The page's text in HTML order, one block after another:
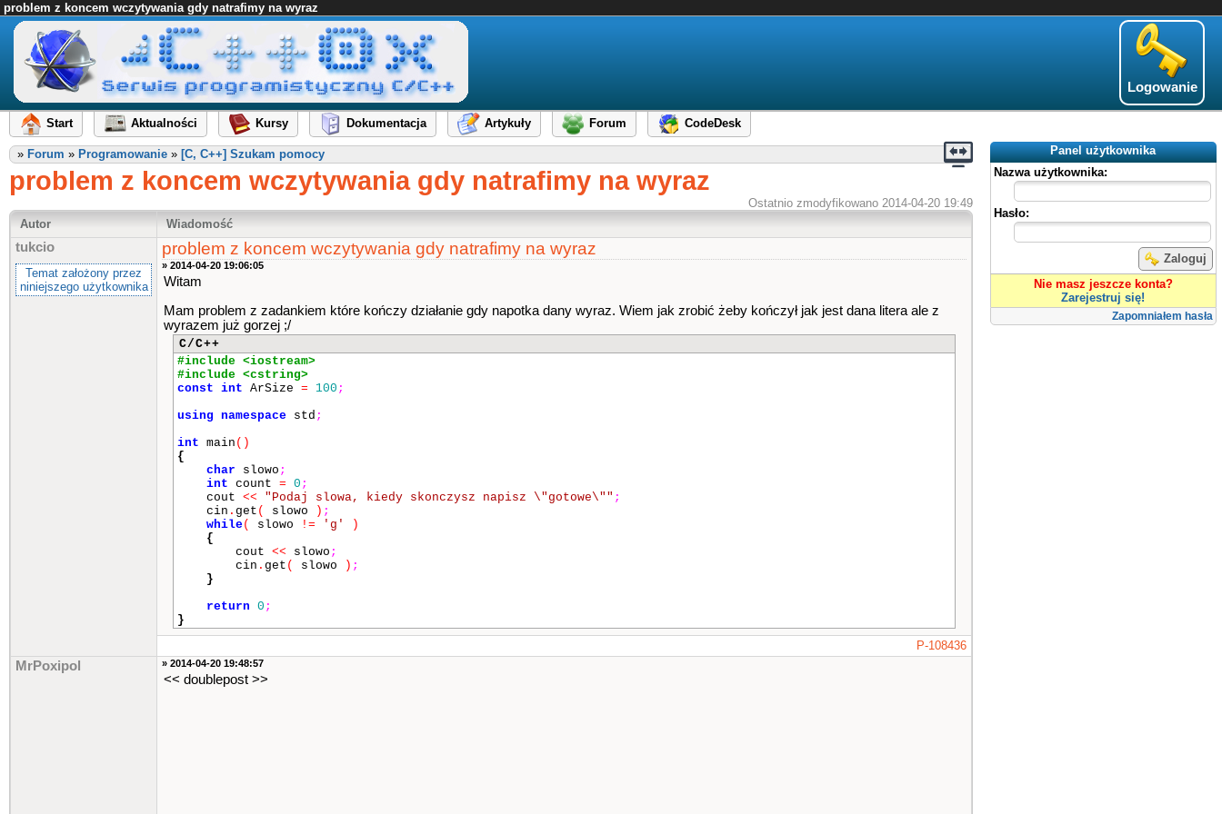
problem z koncem wczytywania gdy natrafimy na wyraz
Logowanie
Start Aktualności Kursy Dokumentacja Artykuły Forum
CodeDesk
Panel użytkownika
Nazwa użytkownika:
Hasło:
Zaloguj
Nie masz jeszcze konta?
Zarejestruj się!
Zapomniałem hasła
» Forum » Programowanie » [C, C++] Szukam pomocy
problem z koncem wczytywania gdy natrafimy na wyraz
Ostatnio zmodyfikowano 2014-04-20 19:49
Autor
Wiadomość
tukcio
Temat założony przez
niniejszego użytkownika
problem z koncem wczytywania gdy natrafimy na wyraz
» 2014-04-20 19:06:05
Witam
Mam problem z zadankiem które kończy działanie gdy napotka dany wyraz. Wiem jak zrobić żeby kończył jak jest dana litera ale z
wyrazem już gorzej ;/
C/C++
#include <iostream>
#include <cstring>
const int ArSize = 100 ;
using namespace std ;
int main ()
{
char slowo ;
int count = 0 ;
cout << "Podaj slowa, kiedy skonczysz napisz \"gotowe\"" ;
cin . get ( slowo ) ;
while( slowo != 'g'
)
{
cout << slowo ;
cin . get ( slowo ) ;
}
return 0 ;
}
P-108436
MrPoxipol » 2014-04-20 19:48:57
<< doublepost >>